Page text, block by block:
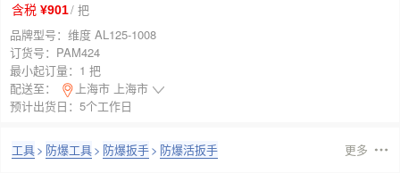
含税 ¥901/ 把
品牌型号： 维度 AL125-1008
订货号： PAM424
最小起订量： 1 把
配送至：
上海市 上海市
预计出货日：5个工作日
工具> 防爆工具> 防爆扳手> 防爆活扳手 更多